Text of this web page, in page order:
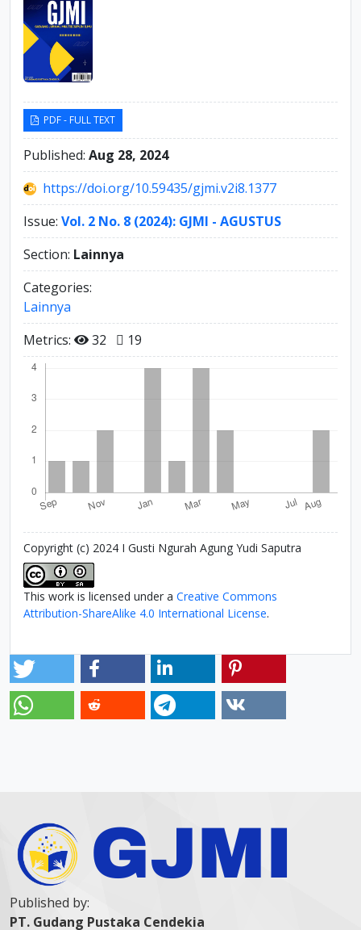
PDF - FULL TEXT
Published: Aug 28, 2024
https://doi.org/10.59435/gjmi.v2i8.1377
Issue: Vol. 2 No. 8 (2024): GJMI - AGUSTUS
Section: Lainnya
Categories:
Lainnya
Metrics:
32 19
Copyright (c) 2024 I Gusti Ngurah Agung Yudi Saputra
This work is licensed under a Creative Commons
Attribution-ShareAlike 4.0 International License.
Published by:
PT. Gudang Pustaka Cendekia